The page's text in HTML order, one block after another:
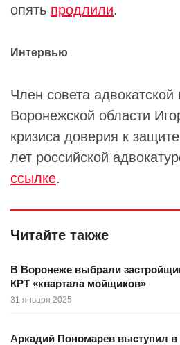
опять продлили.
Интервью
Член совета адвокатской
Воронежской области
кризиса доверия к
лет российской
ссылке.
Читайте также
В Воронеже выбрали
КРТ «квартала мойщиков»
31 января 2025
Аркадий Пономарев выступил